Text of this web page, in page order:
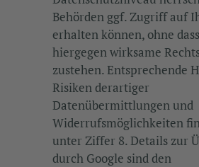
Behörden ggf. Zugriff auf
erhalten können, ohne
hiergegen wirksame
zustehen. Entsprechende
Risiken derartiger
Datenübermittlungen und
Widerrufsmöglichkeiten
unter Ziffer 8. Details zur
durch Google sind den